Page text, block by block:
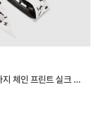
샤넬 여성 강아지 체인 프린트 실크 트윌리 - Chanel Womens Dog Chain …